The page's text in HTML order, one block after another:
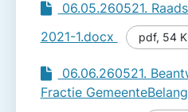
06.05.260521.
2021-1.docx
pdf, 54
06.06.260521.
Fractie